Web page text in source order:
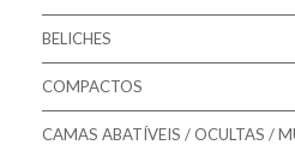
Bestbed - Sommiers
Mindol - Bases
BELICHES
COMPACTOS
CAMAS ABATÍVEIS / OCULTAS /